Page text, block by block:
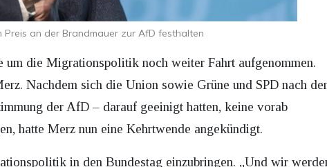
Preis an der Brandmauer zur AfD festhalten
die Migrationspolitik noch weiter Fahrt aufgenommen.
Nachdem sich die Union sowie Grüne und SPD nach
der AfD – darauf geeinigt hatten, keine vorab
hatte Merz nun eine Kehrtwende angekündigt.
in den Bundestag einzubringen. „Und wir